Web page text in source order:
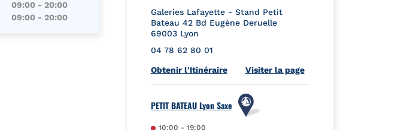
09:00 -20:00
09:00 -20:00
Galeries Lafayette - Stand Petit
Bateau 42 Bd Eugène Deruelle
69003 Lyon
04 78 62 80 01
Obtenir l'ItinéraireLink Opens in New Tab
Visiter la page
PETIT BATEAU Lyon Saxe
10:00 - 19:00